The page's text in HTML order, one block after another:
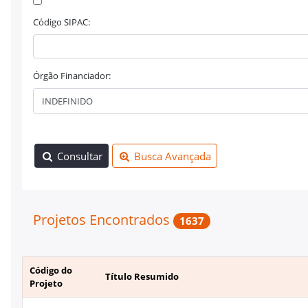
Código SIPAC:
Órgão Financiador:
Consultar Busca Avançada
Projetos Encontrados 1637
Código do
Projeto
Título Resumido